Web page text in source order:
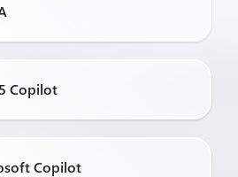
Copilot
Copilot